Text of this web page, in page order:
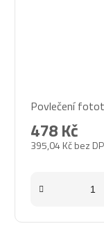
Povlečení
395,04 Kč bez
478 Kč